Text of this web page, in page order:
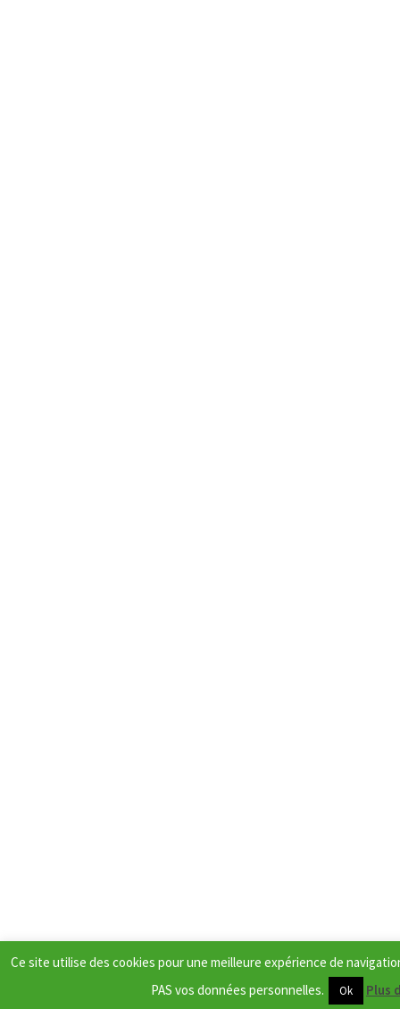
Ce site utilise des cookies pour une meilleure expérience de
PAS vos données personnelles.
Ok Plus